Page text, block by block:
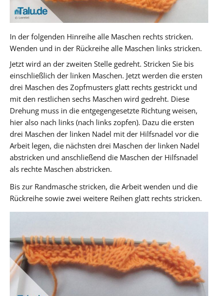
In der folgenden Hinreihe alle Maschen rechts stricken.
Wenden und in der Rückreihe alle Maschen links stricken.
Jetzt wird an der zweiten Stelle gedreht. Stricken Sie bis
einschließlich der linken Maschen. Jetzt werden die ersten
drei Maschen des Zopfmusters glatt rechts gestrickt und
mit den restlichen sechs Maschen wird gedreht. Diese
Drehung muss in die entgegengesetzte Richtung weisen,
hier also nach links (nach links zopfen). Dazu die ersten
drei Maschen der linken Nadel mit der Hilfsnadel vor die
Arbeit legen, die nächsten drei Maschen der linken Nadel
abstricken und anschließend die Maschen der Hilfsnadel
als rechte Maschen abstricken.
Bis zur Randmasche stricken, die Arbeit wenden und die
Rückreihe sowie zwei weitere Reihen glatt rechts stricken.